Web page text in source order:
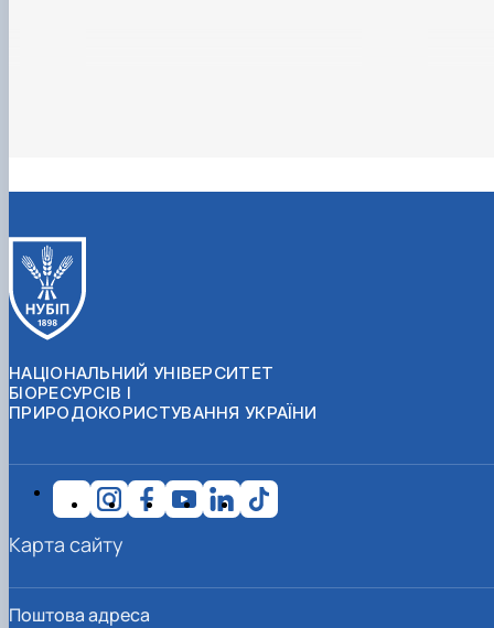
НАЦІОНАЛЬНИЙ УНІВЕРСИТЕТ
БІОРЕСУРСІВ І
ПРИРОДОКОРИСТУВАННЯ УКРАЇНИ
Поштова адреса
Карта сайту